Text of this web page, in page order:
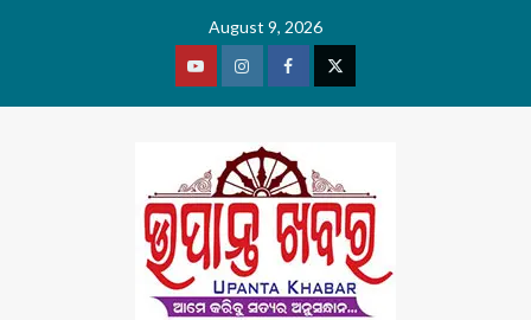
August 9, 2026
YoutubeVimeoFacebookTwitter